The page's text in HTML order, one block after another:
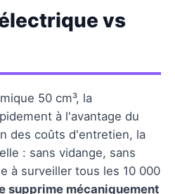
vs
50 cm³, la
à l'avantage du
des coûts d'entretien, la
: sans vidange, sans
à surveiller tous les 10 000
supprime mécaniquement